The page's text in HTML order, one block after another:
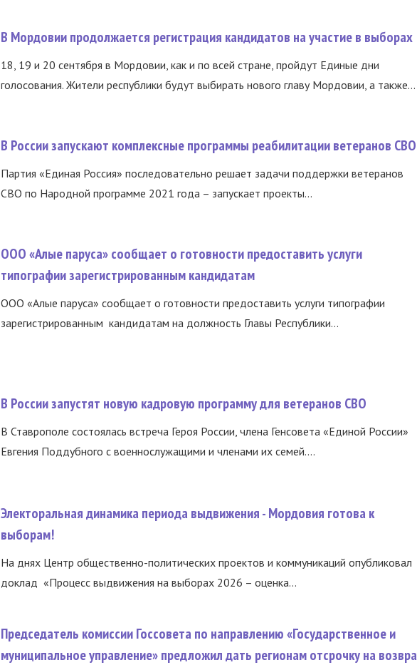
В Мордовии продолжается регистрация кандидатов на участие в выборах
18, 19 и 20 сентября в Мордовии, как и по всей стране, пройдут Единые дни
голосования. Жители республики будут выбирать нового главу Мордовии, а также...
В России запускают комплексные программы реабилитации ветеранов СВО
Партия «Единая Россия» последовательно решает задачи поддержки ветеранов
СВО по Народной программе 2021 года – запускает проекты...
ООО «Алые паруса» сообщает о готовности предоставить услуги
типографии зарегистрированным кандидатам
ООО «Алые паруса» сообщает о готовности предоставить услуги типографии
зарегистрированным кандидатам на должность Главы Республики...
В России запустят новую кадровую программу для ветеранов СВО
В Ставрополе состоялась встреча Героя России, члена Генсовета «Единой России»
Евгения Поддубного с военнослужащими и членами их семей....
Электоральная динамика периода выдвижения - Мордовия готова к
выборам!
На днях Центр общественно-политических проектов и коммуникаций опубликовал
доклад «Процесс выдвижения на выборах 2026 – оценка...
Председатель комиссии Госсовета по направлению «Государственное и
муниципальное управление» предложил дать регионам отсрочку на возвра